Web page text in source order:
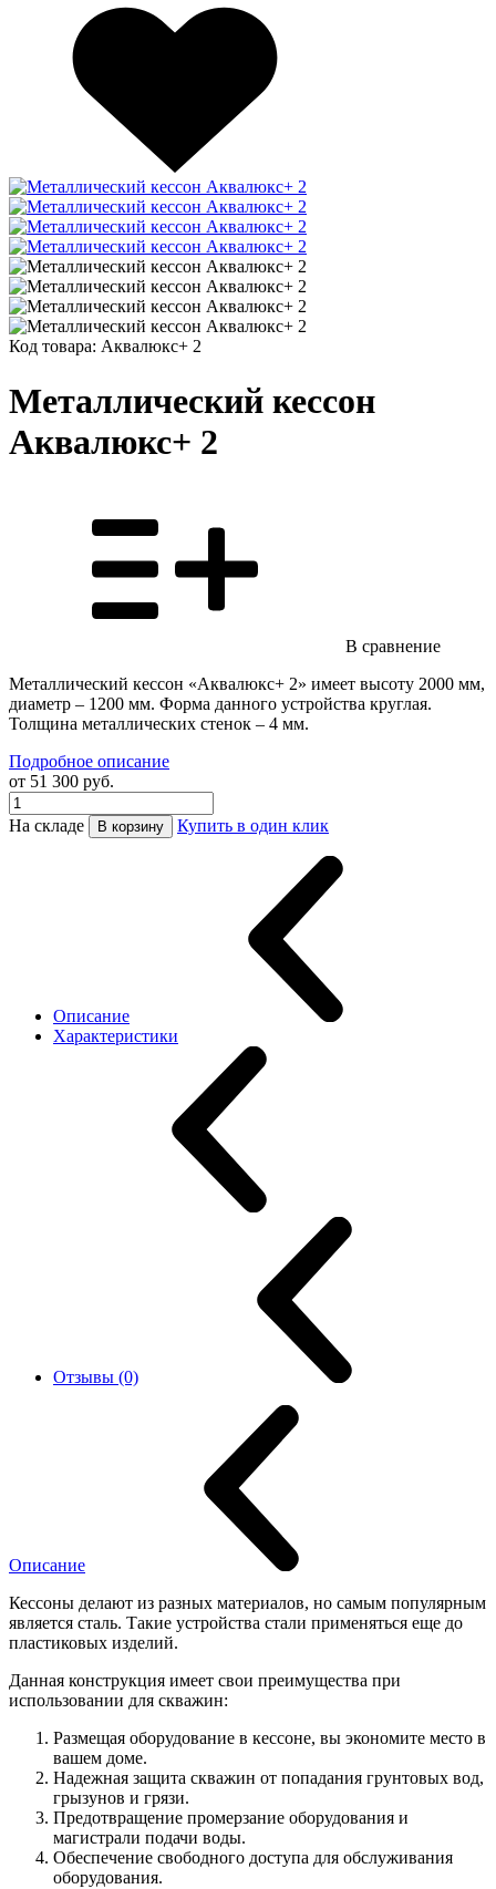
Код товара: Аквалюкс+ 2
Металлический кессон
Аквалюкс+ 2
В сравнение
Металлический кессон «Аквалюкс+ 2» имеет высоту 2000 мм,
диаметр – 1200 мм. Форма данного устройства круглая.
Толщина металлических стенок – 4 мм.
Подробное описание
от 51 300 руб.
На складе В корзину Купить в один клик
Описание
Характеристики
Отзывы (0)
Описание
Кессоны делают из разных материалов, но самым популярным
является сталь. Такие устройства стали применяться еще до
пластиковых изделий.
Данная конструкция имеет свои преимущества при
использовании для скважин:
Размещая оборудование в кессоне, вы экономите место в
вашем доме.
Надежная защита скважин от попадания грунтовых вод,
грызунов и грязи.
Предотвращение промерзание оборудования и
магистрали подачи воды.
Обеспечение свободного доступа для обслуживания
оборудования.